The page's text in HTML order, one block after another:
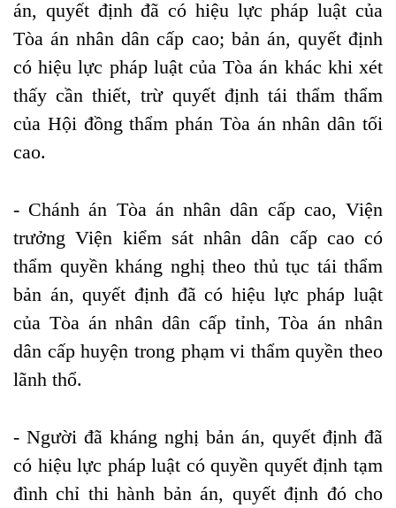
án, quyết định đã có hiệu lực pháp luật của
Tòa án nhân dân cấp cao; bản án, quyết định
có hiệu lực pháp luật của Tòa án khác khi xét
thấy cần thiết, trừ quyết định tái thẩm thẩm
của Hội đồng thẩm phán Tòa án nhân dân tối
cao.
- Chánh án Tòa án nhân dân cấp cao, Viện
trưởng Viện kiểm sát nhân dân cấp cao có
thẩm quyền kháng nghị theo thủ tục tái thẩm
bản án, quyết định đã có hiệu lực pháp luật
của Tòa án nhân dân cấp tỉnh, Tòa án nhân
dân cấp huyện trong phạm vi thẩm quyền theo
lãnh thổ.
- Người đã kháng nghị bản án, quyết định đã
có hiệu lực pháp luật có quyền quyết định tạm
đình chỉ thi hành bản án, quyết định đó cho